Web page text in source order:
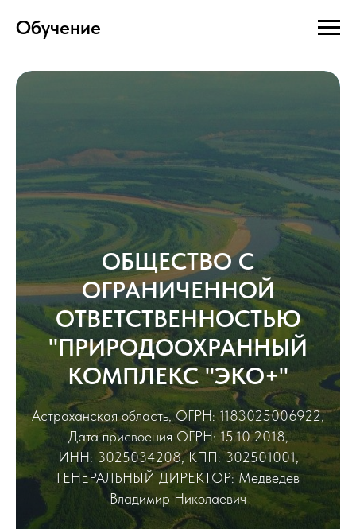
Обучение
ОБЩЕСТВО С
ОГРАНИЧЕННОЙ
ОТВЕТСТВЕННОСТЬЮ
"ПРИРОДООХРАННЫЙ
КОМПЛЕКС "ЭКО+"
Астраханская область, ОГРН: 1183025006922,
Дата присвоения ОГРН: 15.10.2018,
ИНН: 3025034208, КПП: 302501001,
ГЕНЕРАЛЬНЫЙ ДИРЕКТОР: Медведев
Владимир Николаевич